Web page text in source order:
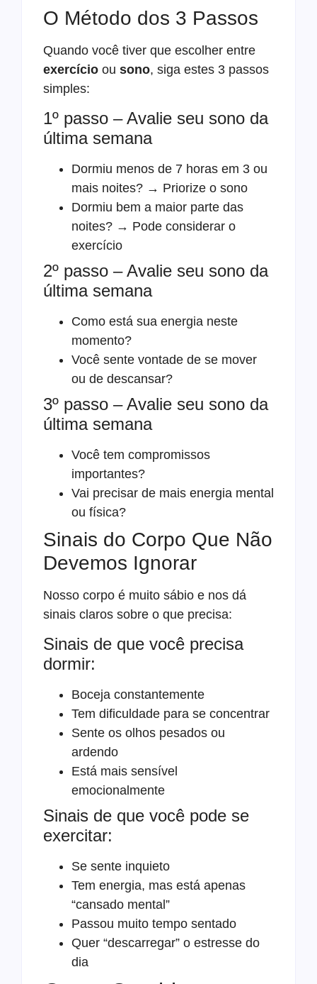
O Método dos 3 Passos
Quando você tiver que escolher entre
exercício ou sono, siga estes 3 passos
simples:
1º passo – Avalie seu sono da
última semana
Dormiu menos de 7 horas em 3 ou
mais noites? → Priorize o sono
Dormiu bem a maior parte das
noites? → Pode considerar o
exercício
2º passo – Avalie seu sono da
última semana
Como está sua energia neste
momento?
Você sente vontade de se mover
ou de descansar?
3º passo – Avalie seu sono da
última semana
Você tem compromissos
importantes?
Vai precisar de mais energia mental
ou física?
Sinais do Corpo Que Não
Devemos Ignorar
Nosso corpo é muito sábio e nos dá
sinais claros sobre o que precisa:
Sinais de que você precisa
dormir:
Boceja constantemente
Tem dificuldade para se concentrar
Sente os olhos pesados ou
ardendo
Está mais sensível
emocionalmente
Sinais de que você pode se
exercitar:
Se sente inquieto
Tem energia, mas está apenas
“cansado mental”
Passou muito tempo sentado
Quer “descarregar” o estresse do
dia